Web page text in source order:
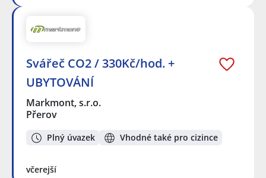
Svářeč CO2 / 330Kč/hod. +
UBYTOVÁNÍ
Markmont, s.r.o.
Přerov
Plný úvazek Vhodné také pro cizince
včerejší